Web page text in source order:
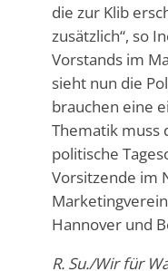
die zur Klib
zusätzlich“, so
Vorstands im
sieht nun die
brauchen eine
Thematik muss
politische
Vorsitzende im
Hannover und
R. Su./Wir für